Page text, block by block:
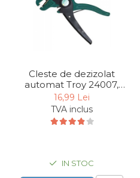
Poansoane Cifre & Litere
Chei
Protectia Muncii
Pistol Spuma Poliuretanica
Cleste de dezizolat
automat Troy 24007,
0.5-6 mm²
16,99 Lei
TVA inclus
IN STOC